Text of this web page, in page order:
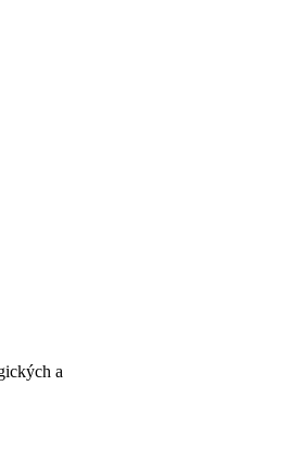
a